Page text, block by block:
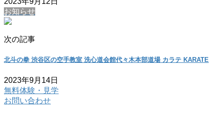
お知らせ
次の記事
北斗の拳 渋谷区の空手教室 洗心道会館代々木本部道場 カラテ KARATE
2023年9月14日
無料体験・見学
お問い合わせ